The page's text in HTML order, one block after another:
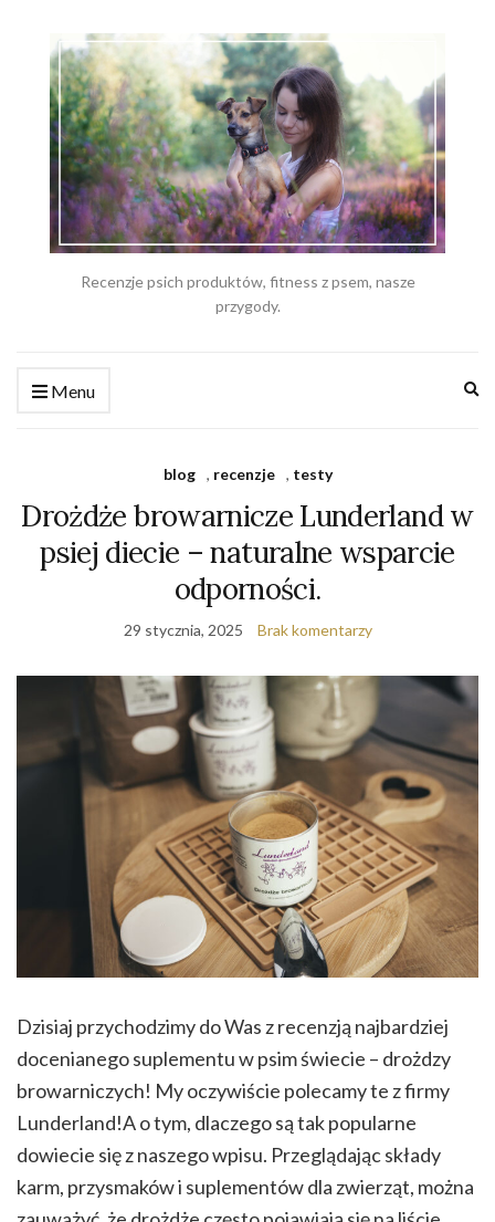
Recenzje psich produktów, fitness z psem, nasze
przygody.
Menu
blog , recenzje , testy
Drożdże browarnicze Lunderland w
psiej diecie – naturalne wsparcie
odporności.
29 stycznia, 2025 Brak komentarzy
Dzisiaj przychodzimy do Was z recenzją najbardziej
docenianego suplementu w psim świecie – drożdzy
browarniczych! My oczywiście polecamy te z firmy
Lunderland!A o tym, dlaczego są tak popularne
dowiecie się z naszego wpisu. Przeglądając składy
karm, przysmaków i suplementów dla zwierząt, można